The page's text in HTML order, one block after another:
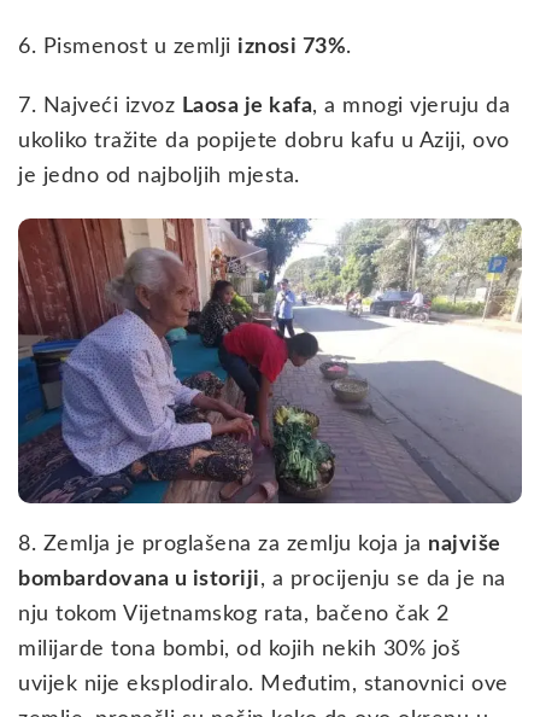
6. Pismenost u zemlji iznosi 73%.
7. Najveći izvoz Laosa je kafa, a mnogi vjeruju da
ukoliko tražite da popijete dobru kafu u Aziji, ovo
je jedno od najboljih mjesta.
8. Zemlja je proglašena za zemlju koja ja najviše
bombardovana u istoriji, a procijenju se da je na
nju tokom Vijetnamskog rata, bačeno čak 2
milijarde tona bombi, od kojih nekih 30% još
uvijek nije eksplodiralo. Međutim, stanovnici ove